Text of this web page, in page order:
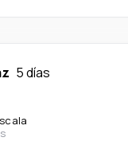
5 días